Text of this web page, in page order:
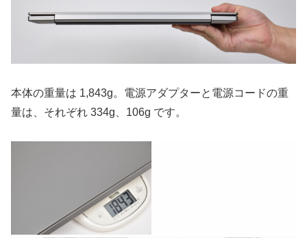
本体の重量は 1,843g。電源アダプターと電源コードの重
量は、それぞれ 334g、106g です。